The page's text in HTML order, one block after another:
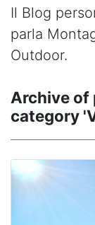
Il Blog
parla
Outdoor.
Archive
category